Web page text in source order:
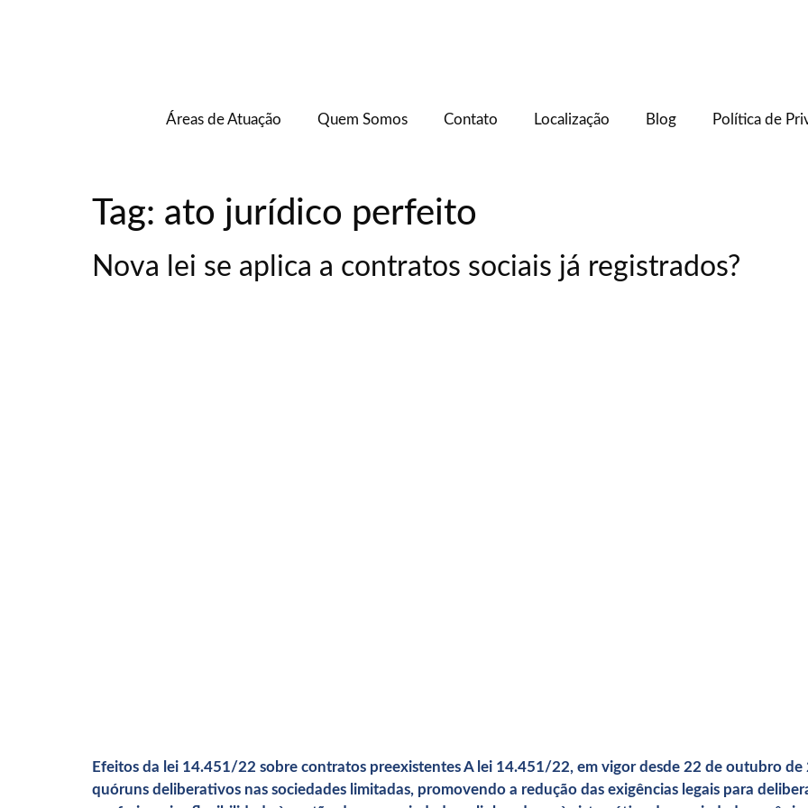
Áreas de Atuação Quem Somos Contato Localização Blog Política de
Tag: ato jurídico perfeito
Nova lei se aplica a contratos sociais já registrados?
Efeitos da lei 14.451/22 sobre contratos preexistentes A lei 14.451/22, em vigor desde 22 de outubro
quóruns deliberativos nas sociedades limitadas, promovendo a redução das exigências legais para